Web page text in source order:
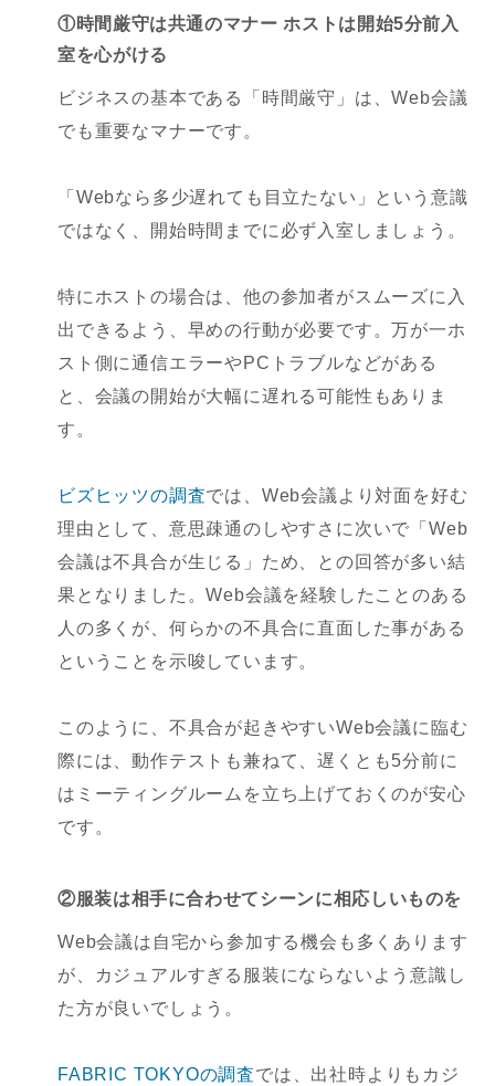
①時間厳守は共通のマナー ホストは開始5分前入
室を心がける
ビジネスの基本である「時間厳守」は、Web会議
でも重要なマナーです。
「Webなら多少遅れても目立たない」という意識
ではなく、開始時間までに必ず入室しましょう。
特にホストの場合は、他の参加者がスムーズに入
出できるよう、早めの行動が必要です。万が一ホ
スト側に通信エラーやPCトラブルなどがある
と、会議の開始が大幅に遅れる可能性もありま
す。
ビズヒッツの調査では、Web会議より対面を好む
理由として、意思疎通のしやすさに次いで「Web
会議は不具合が生じる」ため、との回答が多い結
果となりました。Web会議を経験したことのある
人の多くが、何らかの不具合に直面した事がある
ということを示唆しています。
このように、不具合が起きやすいWeb会議に臨む
際には、動作テストも兼ねて、遅くとも5分前に
はミーティングルームを立ち上げておくのが安心
です。
②服装は相手に合わせてシーンに相応しいものを
Web会議は自宅から参加する機会も多くあります
が、カジュアルすぎる服装にならないよう意識し
た方が良いでしょう。
FABRIC TOKYOの調査では、出社時よりもカジ